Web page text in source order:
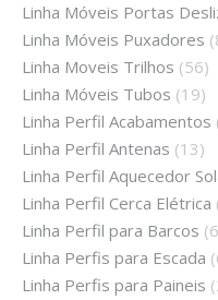
Linha Móveis Portas
Linha Móveis Puxadores
Linha Moveis Trilhos (56)
Linha Móveis Tubos (19)
Linha Perfil Acabamentos
Linha Perfil Antenas (13)
Linha Perfil Aquecedor
Linha Perfil Cerca Elétrica
Linha Perfil para Barcos
Linha Perfis para Escada
Linha Perfis para Paineis